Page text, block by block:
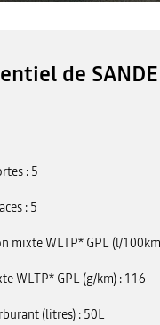
de
5
5
mixte WLTP* GPL (l/
WLTP* GPL (g/km) 116
(litres) 50L